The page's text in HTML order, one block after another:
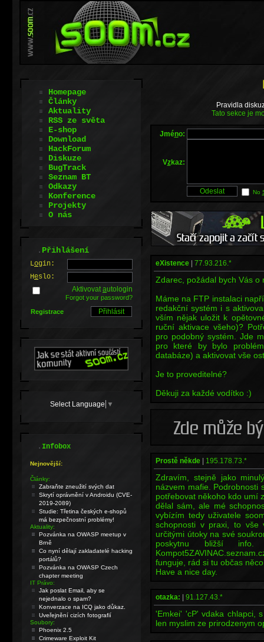
Pravidla
Tato sekce je
Jméno:
Vzkaz:
No
eXistence 77.93.216.*
Zdarec, požádal bych Vás o
Máme na FTP instalaci
redakční systém i s
vším nějak uložit k
ruční aktivace všeho)?
pro podobný systém. Jde
pro které by bylo
databáze) a aktivovat vše
Je to proveditelné?
Děkuji za každé vodítko :)
Prostě někde 195.178.73.*
Zdravím, stejně jako
názvem mafie. Podrobnosti
potřebovat někoho kdo umí
dělal sám, ale mé
vybízím tedy uživatele
schopnosti v praxi, to vše
určitými útoky na své
poskytnu bližší
funguje, rád si tu občas
Have a nice day.
otazka: 91.127.43.*
'Emkei' 'cP' vdaka chlapci,
len myslim ze prirodzenym
Homepage
Články
Aktuality
RSS ze světa
E-shop
Download
HackForum
Diskuze
BugTrack
Seznam BT
Odkazy
Konference
Projekty
O nás
.Přihlášení
Login:
Heslo:
Aktivovatautologin
Forgot your password?
Registrace
Select Language ▼
.Infobox
Nejnovější:
Články:
Zabraňte zneužití svých dat
Skrytí oprávnění v Androidu (CVE-
2019-2089)
Studie: Třetina českých e-shopů
má bezpečnostní problémy!
Aktuality:
Pozvánka na OWASP meetup v
Brně
Co nyní dělají zakladatelé hacking
portálů?
Pozvánka na OWASP Czech
chapter meeting
IT Právo:
Jak poslat Email, aby se
nejednalo o spam?
Konverzace na ICQ jako důkaz.
Uveřejnění cizích fotografií
Soubory:
Phoenix 2.5
Crimeware Exploit Kit